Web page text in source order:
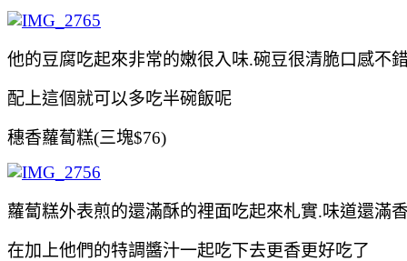
他的豆腐吃起來非常的嫩很入味.碗豆很清脆口感不
配上這個就可以多吃半碗飯呢
穗香蘿蔔糕(三塊$76)
蘿蔔糕外表煎的還滿酥的裡面吃起來札實.味道還滿
在加上他們的特調醬汁一起吃下去更香更好吃了